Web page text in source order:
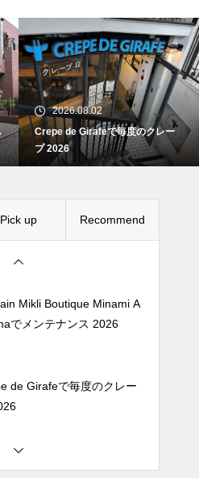
2026.08.02
Crepe de Girafeで毎度のクレー
プ 2026
Pick up Recommend
Mikli Boutique Minami A
でメンテナンス 2026
de Girafeで毎度のクレー
Mikli Boutique Minami A
でメンテナンス 2026
de Girafeで毎度のクレー